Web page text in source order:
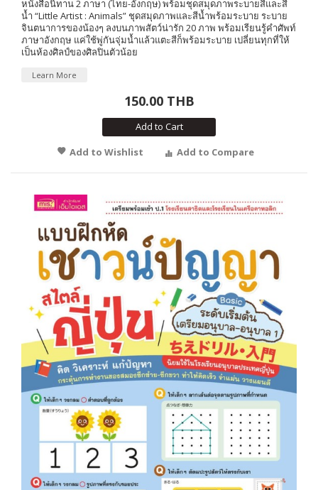
หนังสือนิทาน 2 ภาษา (ไทย-อังกฤษ) พร้อมชุดสมุดภาพระบายสีและสี
น้ำ “Little Artist : Animals” ชุดสมุดภาพและสีน้ำพร้อมระบาย ระบาย
จินตนาการของน้องๆ ลงบนภาพสัตว์น่ารัก 20 ภาพ พร้อมเรียนรู้คำศัพท์
ภาษาอังกฤษ แค่ใช้พู่กันจุ่มน้ำแล้วแตะสีก็พร้อมระบาย เปลี่ยนทุกที่ให้
เป็นห้องศิลป์ของศิลปินตัวน้อย
Learn More
150.00 THB
Add to Cart
Add to Wishlist
Add to Compare